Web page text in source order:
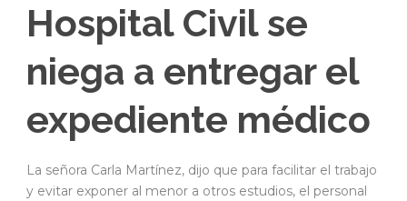
Hospital Civil se
niega a entregar el
expediente médico
La señora Carla Martínez, dijo que para facilitar el trabajo
y evitar exponer al menor a otros estudios, el personal